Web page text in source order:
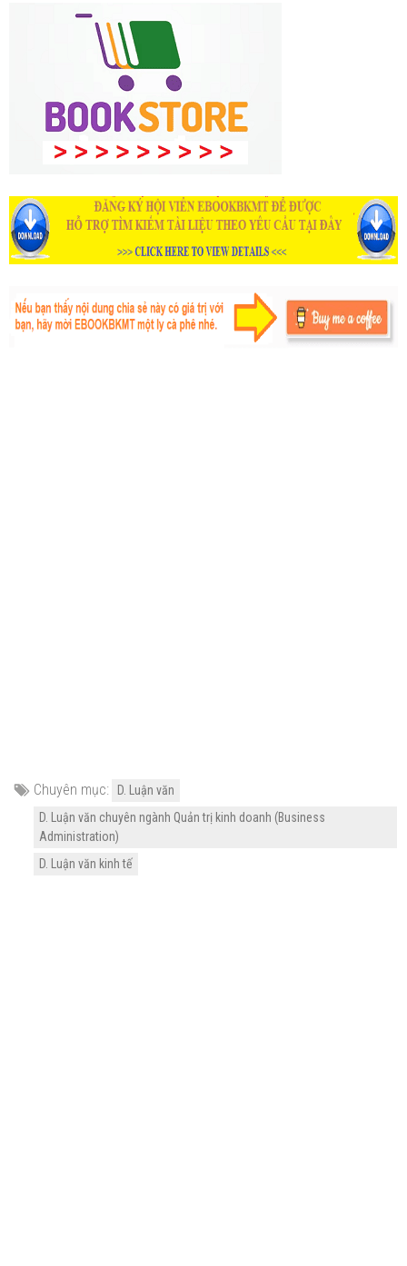
Chuyên mục:
D. Luận văn
D. Luận văn chuyên ngành Quản trị kinh doanh (Business
Administration)
D. Luận văn kinh tế